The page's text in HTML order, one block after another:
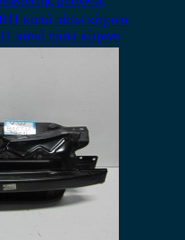
καπό πίσω κίτρινο